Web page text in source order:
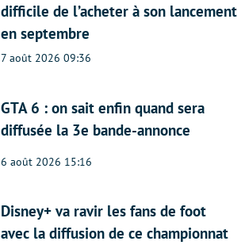
difficile de l’acheter à son lancement
en septembre
7 août 2026 09:36
GTA 6 : on sait enfin quand sera
diffusée la 3e bande-annonce
6 août 2026 15:16
Disney+ va ravir les fans de foot
avec la diffusion de ce championnat